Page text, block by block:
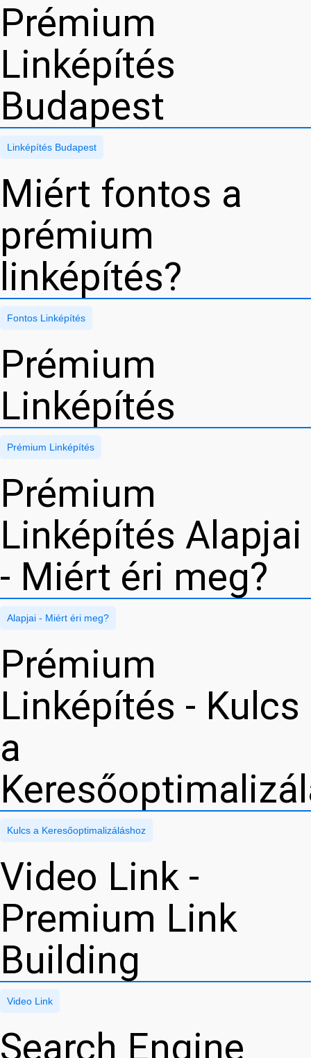
Prémium
Linképítés
Budapest
Linképítés Budapest
Miért fontos a
prémium
linképítés?
Fontos Linképítés
Prémium
Linképítés
Prémium Linképítés
Prémium
Linképítés Alapjai
- Miért éri meg?
Alapjai - Miért éri meg?
Prémium
Linképítés - Kulcs
a
Kulcs a Keresőoptimalizáláshoz
Video Link -
Premium Link
Building
Video Link
Search Engine